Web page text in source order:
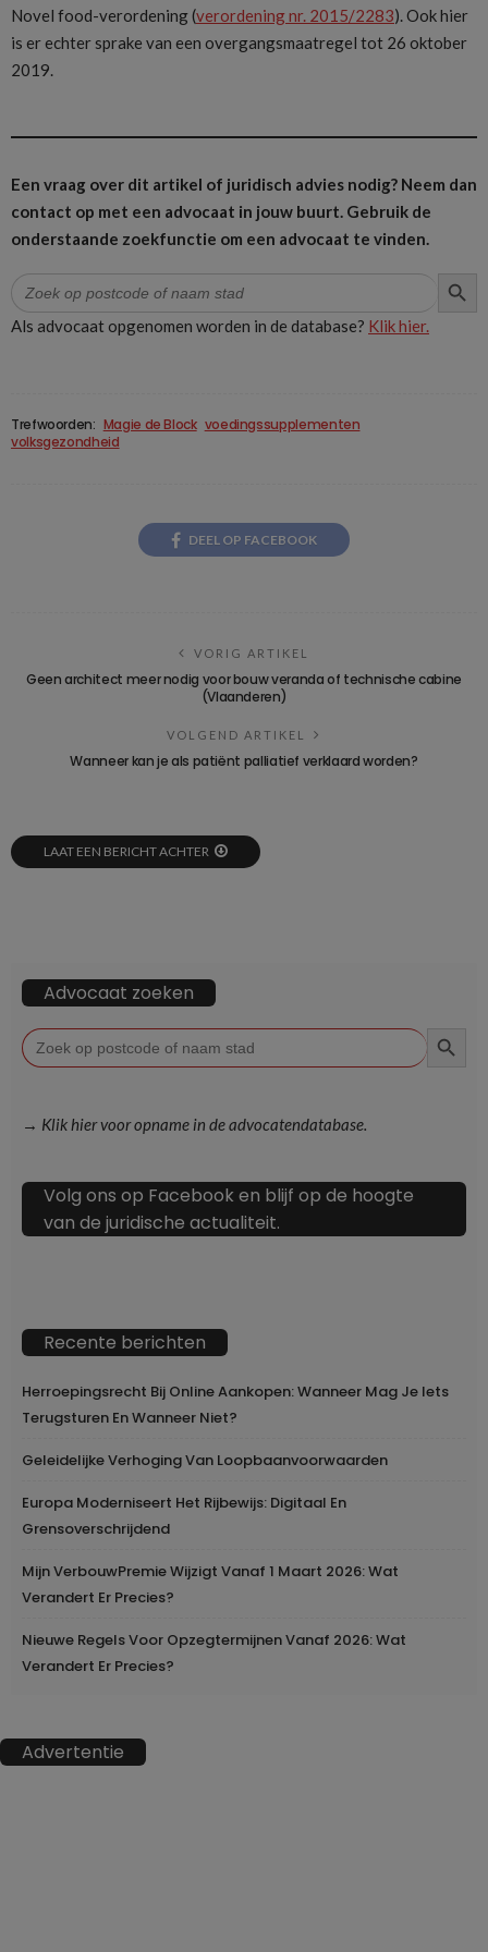
Novel food-verordening (verordening nr. 2015/2283). Ook hier
is er echter sprake van een overgangsmaatregel tot 26 oktober
2019.
Een vraag over dit artikel of juridisch advies nodig? Neem dan
contact op met een advocaat in jouw buurt. Gebruik de
onderstaande zoekfunctie om een advocaat te vinden.
Zoek
naar:
Als advocaat opgenomen worden in de database? Klik hier.
Trefwoorden: Magie de Block voedingssupplementen
volksgezondheid
DEEL OP FACEBOOK
VORIG ARTIKEL
Geen architect meer nodig voor bouw veranda of technische cabine
(Vlaanderen)
VOLGEND ARTIKEL
Wanneer kan je als patiënt palliatief verklaard worden?
LAAT EEN BERICHT ACHTER
Advocaat zoeken
Zoek
naar:
→ Klik hier voor opname in de advocatendatabase.
Volg ons op Facebook en blijf op de hoogte
van de juridische actualiteit.
Recente berichten
Herroepingsrecht Bij Online Aankopen: Wanneer Mag Je Iets
Terugsturen En Wanneer Niet?
Geleidelijke Verhoging Van Loopbaanvoorwaarden
Europa Moderniseert Het Rijbewijs: Digitaal En
Grensoverschrijdend
Mijn VerbouwPremie Wijzigt Vanaf 1 Maart 2026: Wat
Verandert Er Precies?
Nieuwe Regels Voor Opzegtermijnen Vanaf 2026: Wat
Verandert Er Precies?
Advertentie